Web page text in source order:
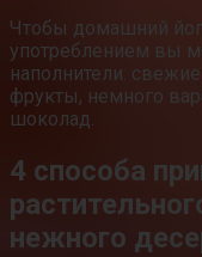
Чтобы домашний
употреблением вы
наполнители:
фрукты, немного
шоколад.
4 способа
нежного